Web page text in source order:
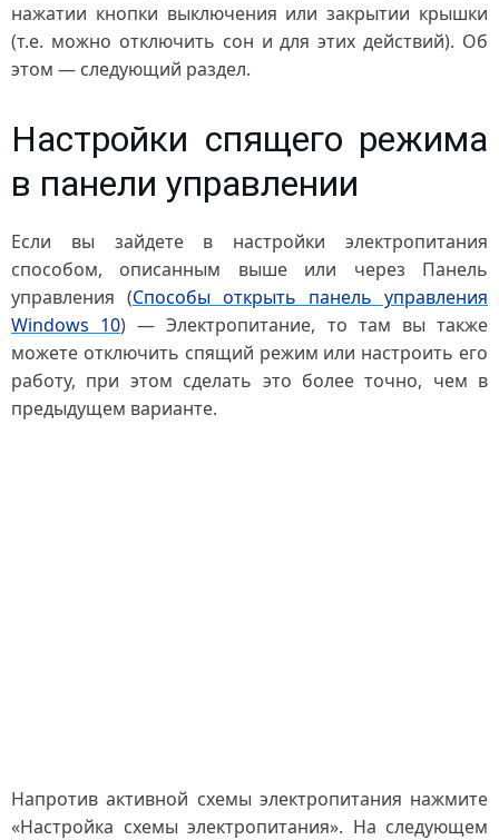
нажатии кнопки выключения или закрытии крышки
(т.е. можно отключить сон и для этих действий). Об
этом — следующий раздел.
Настройки спящего режима
в панели управлении
Если вы зайдете в настройки электропитания
способом, описанным выше или через Панель
управления (Способы открыть панель управления
Windows 10) — Электропитание, то там вы также
можете отключить спящий режим или настроить его
работу, при этом сделать это более точно, чем в
предыдущем варианте.
Напротив активной схемы электропитания нажмите
«Настройка схемы электропитания». На следующем